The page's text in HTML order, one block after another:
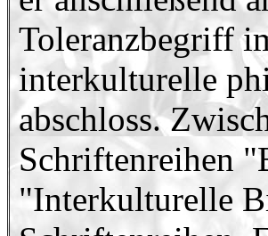
Toleranzbegriff
interkulturelle
abschloss.
Schriftenreihen
"Interkulturelle